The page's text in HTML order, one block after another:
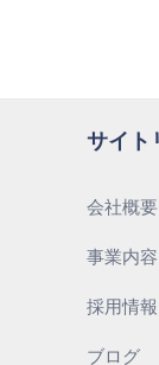
サイト
会社概要
事業内容
採用情報
ブログ